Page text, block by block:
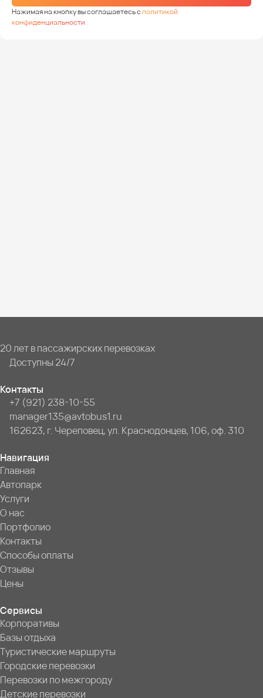
Нажимая на кнопку вы соглашаетесь сполитикой
конфиденциальности
20 лет в пассажирских перевозках
Доступны 24/7
Контакты
+7 (921) 238-10-55
manager135@avtobus1.ru
162623, г. Череповец, ул. Краснодонцев, 106, оф. 310
Навигация
Главная
Автопарк
Услуги
О нас
Портфолио
Контакты
Способы оплаты
Отзывы
Цены
Сервисы
Корпоративы
Базы отдыха
Туристические маршруты
Городские перевозки
Перевозки по межгороду
Детские перевозки